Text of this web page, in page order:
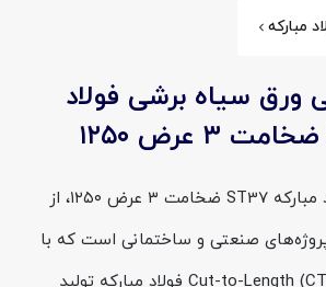
مبارکه
سیاه برشی فولاد
ورق سیاه برشی فولاد مبارکه ST37 ضخامت ۳ عرض ۱۲۵۰، از
صنعتی و ساختمانی است که با
دقت بالا در خطوط Cut-to-Length (CTL) فولاد مبارکه تولید